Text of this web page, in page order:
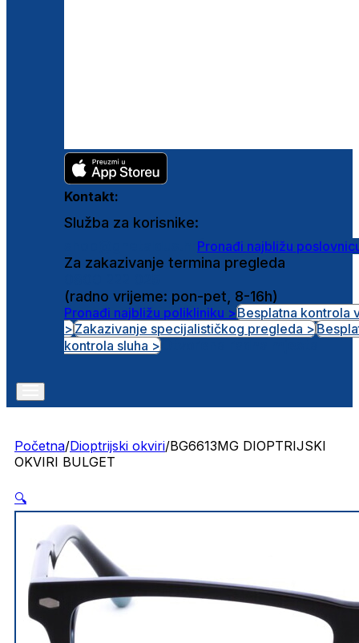
Kontakt:
Služba za korisnike:
Pronađi najbližu
Za zakazivanje termina pregleda
(radno vrijeme: pon-pet, 8-16h)
Pronađi najbližu polikliniku >Besplatna kontrola
>Zakazivanje specijalističkog pregleda >
kontrola sluha >
Početna/Dioptrijski okviri/BG6613MG DIOPTRIJSKI
OKVIRI BULGET
🔍